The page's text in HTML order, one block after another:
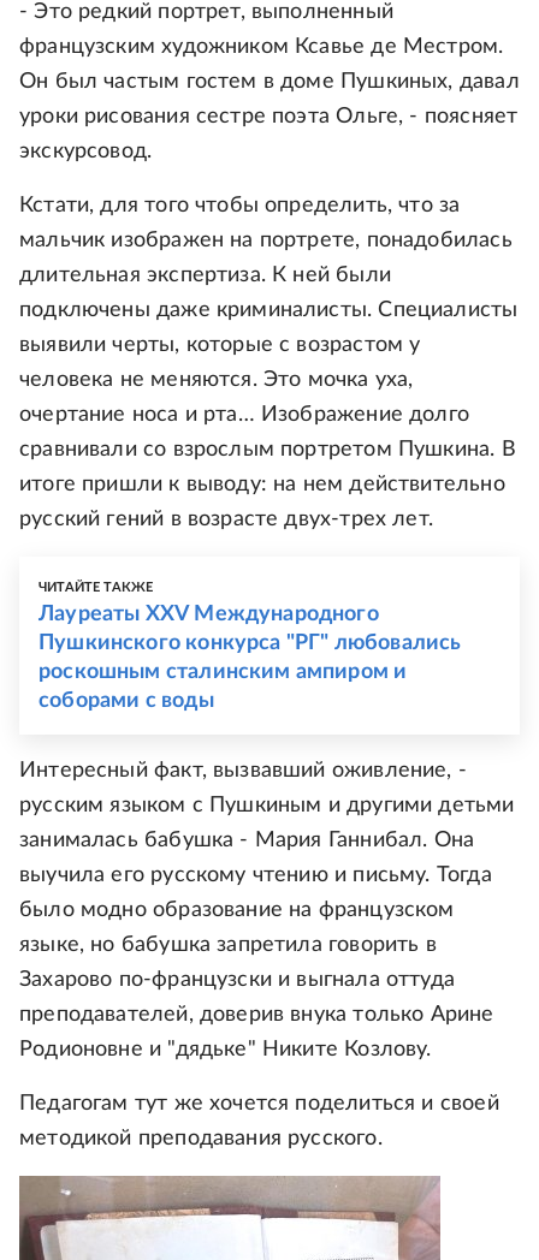
- Это редкий портрет, выполненный
французским художником Ксавье де Местром.
Он был частым гостем в доме Пушкиных, давал
уроки рисования сестре поэта Ольге, - поясняет
экскурсовод.
Кстати, для того чтобы определить, что за
мальчик изображен на портрете, понадобилась
длительная экспертиза. К ней были
подключены даже криминалисты. Специалисты
выявили черты, которые с возрастом у
человека не меняются. Это мочка уха,
очертание носа и рта… Изображение долго
сравнивали со взрослым портретом Пушкина. В
итоге пришли к выводу: на нем действительно
русский гений в возрасте двух-трех лет.
ЧИТАЙТЕ ТАКЖЕ
Лауреаты XXV Международного
Пушкинского конкурса "РГ" любовались
роскошным сталинским ампиром и
соборами с воды
Интересный факт, вызвавший оживление, -
русским языком с Пушкиным и другими детьми
занималась бабушка - Мария Ганнибал. Она
выучила его русскому чтению и письму. Тогда
было модно образование на французском
языке, но бабушка запретила говорить в
Захарово по-французски и выгнала оттуда
преподавателей, доверив внука только Арине
Родионовне и "дядьке" Никите Козлову.
Педагогам тут же хочется поделиться и своей
методикой преподавания русского.